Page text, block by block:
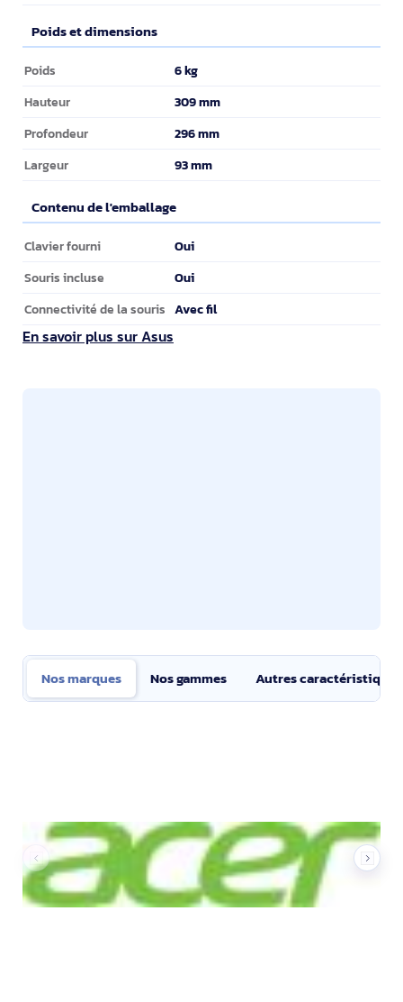
Poids et dimensions
Poids et dimensions
Poids 6 kg
Hauteur 309 mm
Profondeur 296 mm
Largeur 93 mm
Contenu de l'emballage
Contenu de l'emballage
Clavier fourni Oui
Souris incluse Oui
Connectivité de la souris Avec fil
En savoir plus sur Asus
Nos marques Nos gammes Autres caractéristiques